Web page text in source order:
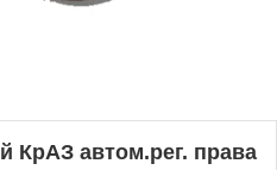
КрАЗ автом.рег. права